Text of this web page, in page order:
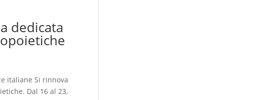
dedicata
italiane Si rinnova
Dal 16 al 23,